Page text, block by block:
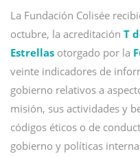
La Fundación Colisée
octubre, la acreditación T
Estrellas otorgado por la
veinte indicadores de
gobierno relativos a
misión, sus actividades y
códigos éticos o de
gobierno y políticas